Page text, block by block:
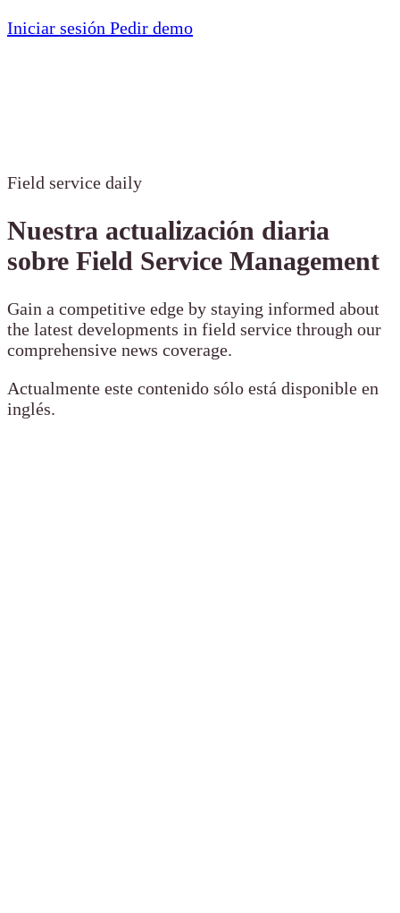
Iniciar sesión Pedir demo
Field service daily
Nuestra actualización diaria
sobre Field Service Management
Gain a competitive edge by staying informed about
the latest developments in field service through our
comprehensive news coverage.
Actualmente este contenido sólo está disponible en
inglés.